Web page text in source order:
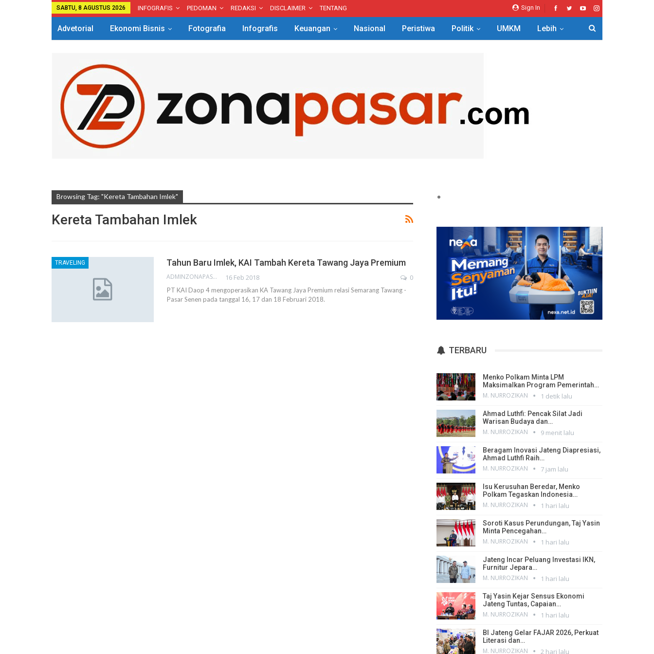
Sign In
SABTU, 8 AGUSTUS 2026 INFOGRAFIS PEDOMAN REDAKSI DISCLAIMER TENTANG
Advetorial Ekonomi Bisnis Fotografia Infografis Keuangan Nasional Peristiwa Politik UMKM Lebih
Browsing Tag: "kereta Tambahan Imlek"
Kereta Tambahan Imlek
TRAVELING Tahun Baru Imlek, KAI Tambah Kereta Tawang Jaya Premium
ADMINZONAPASAR 16 Feb 2018 0
PT KAI Daop 4 mengoperasikan KA Tawang Jaya Premium relasi Semarang Tawang -
Pasar Senen pada tanggal 16, 17 dan 18 Februari 2018.
TERBARU
Menko Polkam Minta LPM
Maksimalkan Program Pemerintah…
M. NURROZIKAN 1 detik lalu
Ahmad Luthfi: Pencak Silat Jadi
Warisan Budaya dan…
M. NURROZIKAN 9 menit lalu
Beragam Inovasi Jateng Diapresiasi,
Ahmad Luthfi Raih…
M. NURROZIKAN 7 jam lalu
Isu Kerusuhan Beredar, Menko
Polkam Tegaskan Indonesia…
M. NURROZIKAN 1 hari lalu
Soroti Kasus Perundungan, Taj Yasin
Minta Pencegahan…
M. NURROZIKAN 1 hari lalu
Jateng Incar Peluang Investasi IKN,
Furnitur Jepara…
M. NURROZIKAN 1 hari lalu
Taj Yasin Kejar Sensus Ekonomi
Jateng Tuntas, Capaian…
M. NURROZIKAN 1 hari lalu
BI Jateng Gelar FAJAR 2026, Perkuat
Literasi dan…
M. NURROZIKAN 2 hari lalu